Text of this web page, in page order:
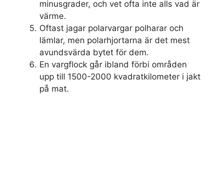
minusgrader, och vet ofta inte alls vad är
värme.
Oftast jagar polarvargar polharar och
lämlar, men polarhjortarna är det mest
avundsvärda bytet för dem.
En vargflock går ibland förbi områden
upp till 1500-2000 kvadratkilometer i jakt
på mat.